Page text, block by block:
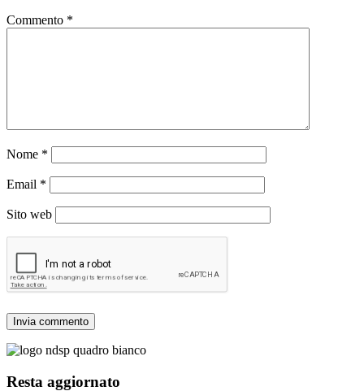
Commento *
Nome *
Email *
Sito web
Resta aggiornato